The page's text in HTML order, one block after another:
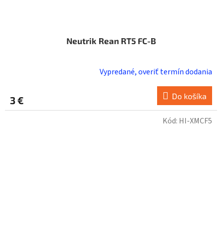
Neutrik Rean RT5 FC-B
Vypredané, overiť termín dodania
3 € Do košíka
Kód: HI-XMCF5